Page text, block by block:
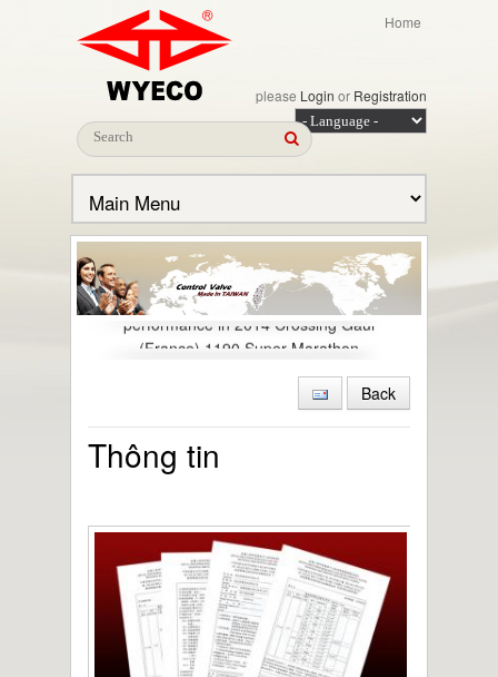
Home
please Login or Registration
Congratulations! To the excellent
performance in 2014 Crossing Gaul
(France) 1190 Super Marathon
2013.04.30 Nhận được chứng nhận ISO
15848-1 (Organic Compounds Emissions-
China National Standard cấp
2013.01 Thành lập trung tâm vận tải ở
Trung Quốc
2012.10.10 Nhận được chứng nhận DNV
CE pressure vessel certificate
2012 Nhà máy mới ở Haishan
Back
Thông tin